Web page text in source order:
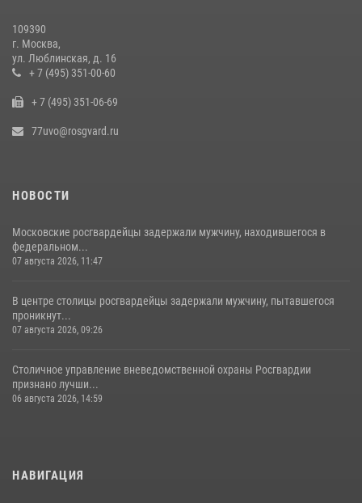
15 июля 2026, 10:00
В Москве сотрудники Росгвардии оказали помощь девушке,
17 июля 2026, 14:00
109390
г. Москва,
ул. Люблинская, д. 16
+ 7 (495) 351-00-60
+ 7 (495) 351-06-69
77uvo@rosgvard.ru
НОВОСТИ
Московские росгвардейцы задержали мужчину, находившегося в
федеральном...
07 августа 2026, 11:47
В центре столицы росгвардейцы задержали мужчину, пытавшегося
проникнут...
07 августа 2026, 09:26
Столичное управление вневедомственной охраны Росгвардии
признано лучши...
06 августа 2026, 14:59
НАВИГАЦИЯ